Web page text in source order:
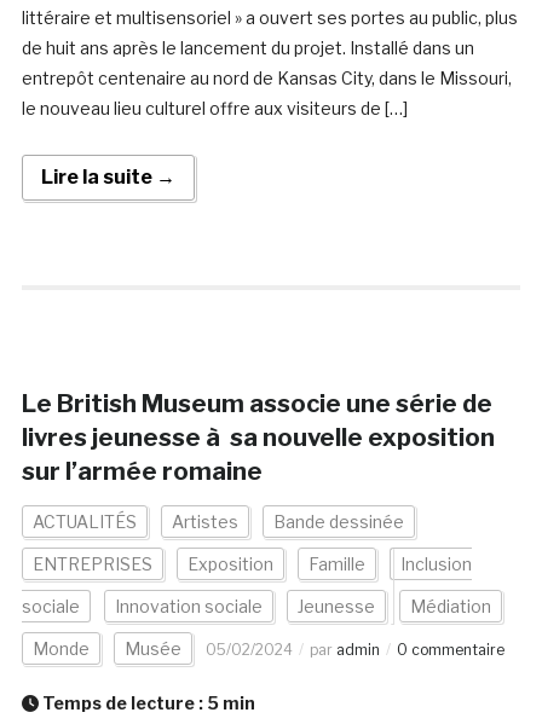
littéraire et multisensoriel » a ouvert ses portes au public, plus
de huit ans après le lancement du projet. Installé dans un
entrepôt centenaire au nord de Kansas City, dans le Missouri,
le nouveau lieu culturel offre aux visiteurs de […]
Lire la suite →
Le British Museum associe une série de
livres jeunesse à sa nouvelle exposition
sur l’armée romaine
ACTUALITÉS Artistes Bande dessinée
ENTREPRISES Exposition Famille Inclusion
sociale Innovation sociale Jeunesse Médiation
Monde Musée 05/02/2024 par admin 0 commentaire
Temps de lecture : 5 min